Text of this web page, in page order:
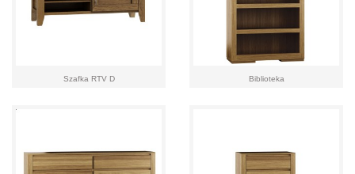
Szafka RTV D Biblioteka